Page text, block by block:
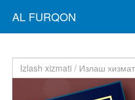
AL FURQON